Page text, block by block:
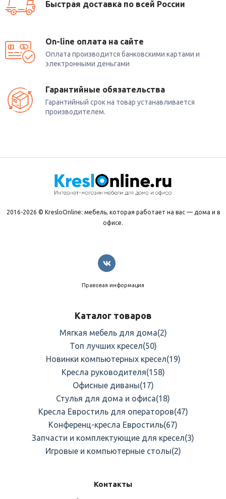
Быстрая доставка по всей России
On-line оплата на сайте
Оплата производится банковскими картами и
электронными деньгами
Гарантийные обязательства
Гарантийный срок на товар устанавливается
производителем.
2016-2026 © KresloOnline: мебель, которая работает на вас — дома и в
офисе.
Правовая информация
Каталог товаров
Мягкая мебель для дома(2)
Топ лучших кресел(50)
Новинки компьютерных кресел(19)
Кресла руководителя(158)
Офисные диваны(17)
Стулья для дома и офиса(18)
Кресла Евростиль для операторов(47)
Конференц-кресла Евростиль(67)
Запчасти и комплектующие для кресел(3)
Игровые и компьютерные столы(2)
Контакты